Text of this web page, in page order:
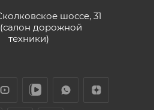
шоссе, 31
(салон дорожной
техники)